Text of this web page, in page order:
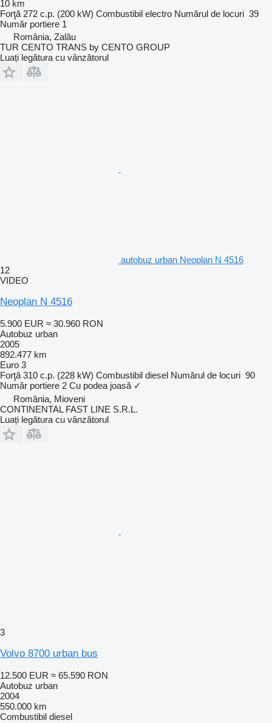
10 km
Forţă 272 c.p. (200 kW) Combustibil electro Numărul de locuri 39
Număr portiere 1
România, Zalău
TUR CENTO TRANS by CENTO GROUP
Luați legătura cu vânzătorul
autobuz urban Neoplan N 4516
12
VIDEO
Neoplan N 4516
5.900 EUR ≈ 30.960 RON
Autobuz urban
2005
892.477 km
Euro 3
Forţă 310 c.p. (228 kW) Combustibil diesel Numărul de locuri 90
Număr portiere 2 Cu podea joasă ✓
România, Mioveni
CONTINENTAL FAST LINE S.R.L.
Luați legătura cu vânzătorul
3
Volvo 8700 urban bus
12.500 EUR ≈ 65.590 RON
Autobuz urban
2004
550.000 km
Combustibil diesel